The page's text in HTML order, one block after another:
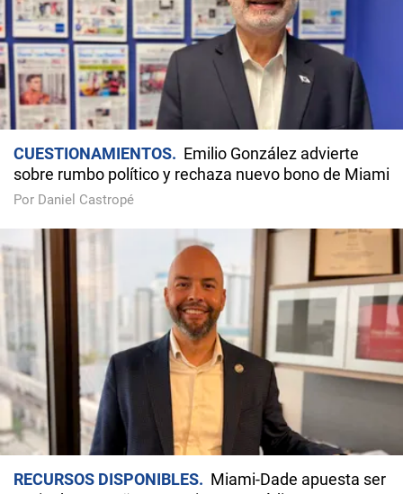
CUESTIONAMIENTOS
Emilio González advierte
sobre rumbo político y rechaza nuevo bono de Miami
Por Daniel Castropé
RECURSOS DISPONIBLES
Miami-Dade apuesta ser